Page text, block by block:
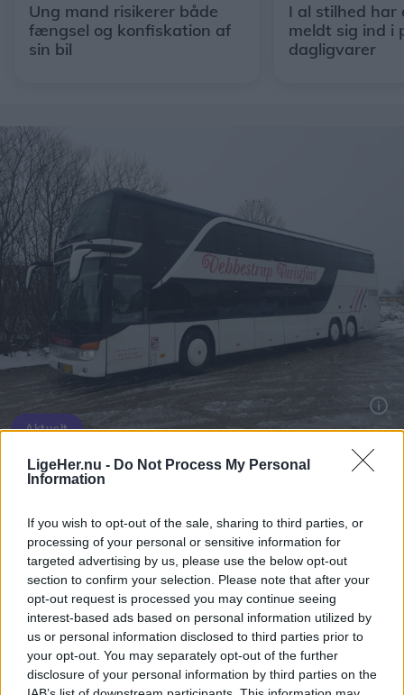
LigeHer.nu - Do Not Process My Personal
Information
If you wish to opt-out of the sale, sharing to third parties, or
processing of your personal or sensitive information for
targeted advertising by us, please use the below opt-out
section to confirm your selection. Please note that after your
opt-out request is processed you may continue seeing
interest-based ads based on personal information utilized by
us or personal information disclosed to third parties prior to
your opt-out. You may separately opt-out of the further
disclosure of your personal information by third parties on the
Ung mand risikerer både
fængsel og konfiskation af
sin bil
I al stilhed har
meldt sig ind i
dagligvarer
Aktuelt
Efter 38 år er det slut: Vebbestrup
Jesper Bøss
Følg os på Discover
06. august 2026 kl. 15.06
VEBBESTRUP: Tilbage i 1988 stiftede Eigil
Sørensen det, der senere kom til at hedde